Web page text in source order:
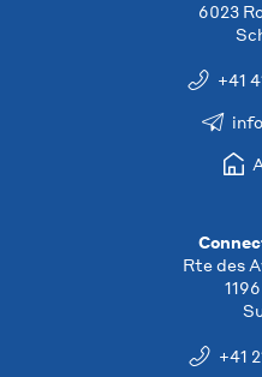
6023
+41
Rte des
+41